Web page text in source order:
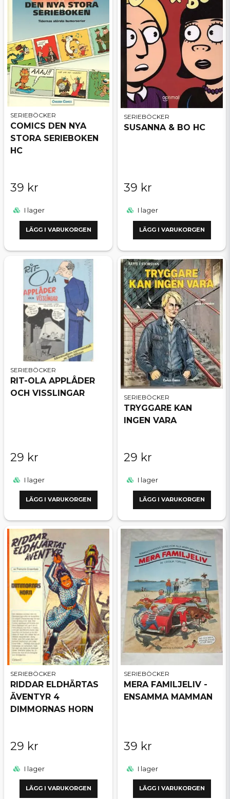
SERIEBÖCKER
COMICS DEN NYA
STORA SERIEBOKEN
HC
39 kr
I lager
LÄGG I VARUKORGEN
SERIEBÖCKER
SUSANNA & BO HC
39 kr
I lager
LÄGG I VARUKORGEN
SERIEBÖCKER
RIT-OLA APPLÅDER
OCH VISSLINGAR
29 kr
I lager
LÄGG I VARUKORGEN
SERIEBÖCKER
TRYGGARE KAN
INGEN VARA
29 kr
I lager
LÄGG I VARUKORGEN
SERIEBÖCKER
RIDDAR ELDHÄRTAS
ÄVENTYR 4
DIMMORNAS HORN
29 kr
I lager
LÄGG I VARUKORGEN
SERIEBÖCKER
MERA FAMILJELIV -
ENSAMMA MAMMAN
39 kr
I lager
LÄGG I VARUKORGEN